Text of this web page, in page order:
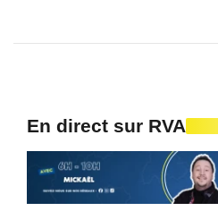
En direct sur RVA